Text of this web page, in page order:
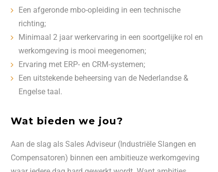
Een afgeronde mbo-opleiding in een technische
richting;
Minimaal 2 jaar werkervaring in een soortgelijke rol en
werkomgeving is mooi meegenomen;
Ervaring met ERP- en CRM-systemen;
Een uitstekende beheersing van de Nederlandse &
Engelse taal.
Wat bieden we jou?
Aan de slag als Sales Adviseur (Industriële Slangen en
Compensatoren) binnen een ambitieuze werkomgeving